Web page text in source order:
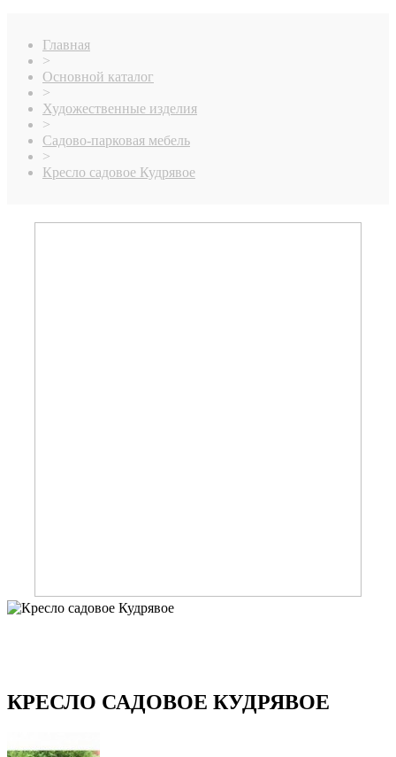
Главная
>
Основной каталог
>
Художественные изделия
>
Садово-парковая мебель
>
Кресло садовое Кудрявое
КРЕСЛО САДОВОЕ КУДРЯВОЕ